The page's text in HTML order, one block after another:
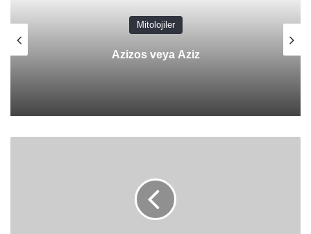
Mitolojiler
Azizos veya Aziz